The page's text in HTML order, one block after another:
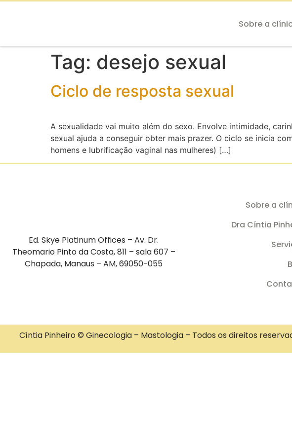
Sobre a
Tag: desejo sexual
Ciclo de resposta sexual
A sexualidade vai muito além do sexo. Envolve intimidade,
sexual ajuda a conseguir obter mais prazer. O ciclo se inicia
homens e lubrificação vaginal nas mulheres) […]
Ed. Skye Platinum Offices – Av. Dr.
Theomario Pinto da Costa, 811 – sala 607 –
Chapada, Manaus – AM, 69050-055
Sobre a
Dra Cíntia
Cíntia Pinheiro © Ginecologia – Mastologia – Todos os direitos